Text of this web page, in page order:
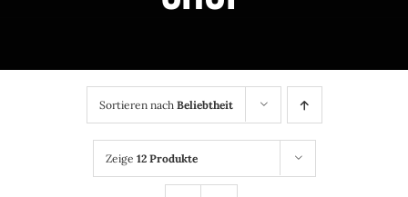
Sortieren nach Beliebtheit
Zeige 12 Produkte